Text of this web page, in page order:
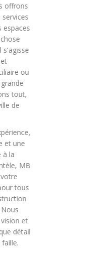
offrons
s'agisse
ou
tout,
de
et une
à la
MB
tous
et
détail